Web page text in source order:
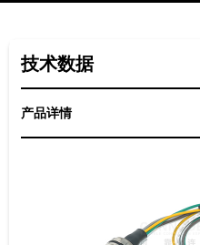
技术数据
产品详情